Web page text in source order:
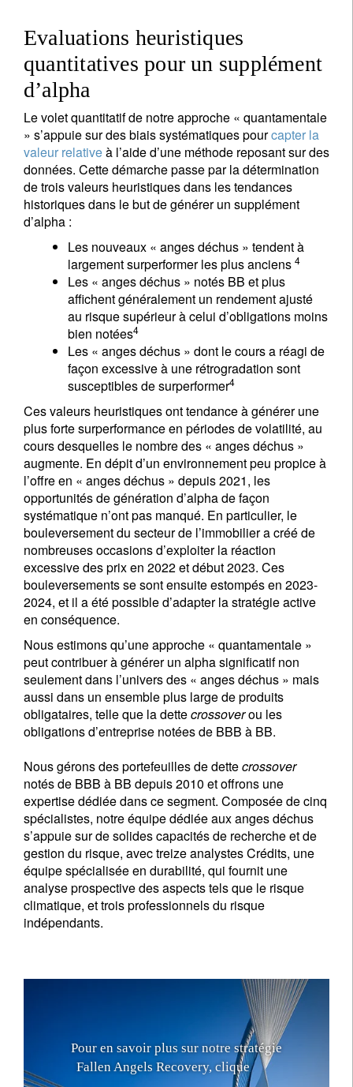
Evaluations heuristiques
quantitatives pour un supplément
d’alpha
Le volet quantitatif de notre approche « quantamentale
» s’appuie sur des biais systématiques pourcapter la
valeur relativeà l’aide d’une méthode reposant sur des
données. Cette démarche passe par la détermination
de trois valeurs heuristiques dans les tendances
historiques dans le but de générer un supplément
d’alpha :
Les nouveaux « anges déchus » tendent à
largement surperformer les plus anciens 4
Les « anges déchus » notés BB et plus
affichent généralement un rendement ajusté
au risque supérieur à celui d’obligations moins
bien notées4
Les « anges déchus » dont le cours a réagi de
façon excessive à une rétrogradation sont
susceptibles de surperformer4
Ces valeurs heuristiques ont tendance à générer une
plus forte surperformance en périodes de volatilité, au
cours desquelles le nombre des « anges déchus »
augmente. En dépit d’un environnement peu propice à
l’offre en « anges déchus » depuis 2021, les
opportunités de génération d’alpha de façon
systématique n’ont pas manqué. En particulier, le
bouleversement du secteur de l’immobilier a créé de
nombreuses occasions d’exploiter la réaction
excessive des prix en 2022 et début 2023. Ces
bouleversements se sont ensuite estompés en 2023-
2024, et il a été possible d’adapter la stratégie active
en conséquence.
Nous estimons qu’une approche « quantamentale »
peut contribuer à générer un alpha significatif non
seulement dans l’univers des « anges déchus » mais
aussi dans un ensemble plus large de produits
obligataires, telle que la dettecrossoverou les
obligations d’entreprise notées de BBB à BB.
Nous gérons des portefeuilles de dettecrossover
notés de BBB à BB depuis 2010 et offrons une
expertise dédiée dans ce segment. Composée de cinq
spécialistes, notre équipe dédiée aux anges déchus
s’appuie sur de solides capacités de recherche et de
gestion du risque, avec treize analystes Crédits, une
équipe spécialisée en durabilité, qui fournit une
analyse prospective des aspects tels que le risque
climatique, et trois professionnels du risque
indépendants.
Pour en savoir plus sur notre stratégie
FallenAngels Recovery, cliquez ici